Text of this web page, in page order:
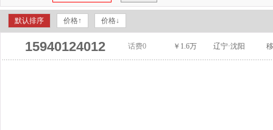
默认排序 价格↑ 价格↓
15940124012 话费0 ￥1.6万 辽宁·沈阳